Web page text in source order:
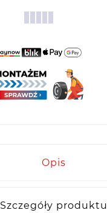
Opis
Szczegóły produktu